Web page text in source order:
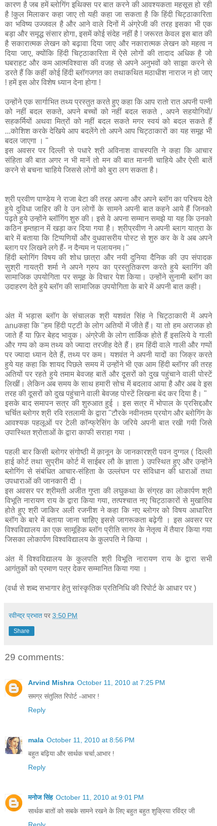
कारण है जब हमें ब्लोगिंग इथिक्स पर बात करने की आवश्यकता महसूस हो रही
है !कुल मिलाकर कहा जाए तो यही कहा जा सकता है कि हिंदी चिट्ठाकारिता
का भविष्य उज्जवल है और आने वाले दिनों में अंग्रेजी की तरह इसका भी एक
बड़ा और समृद्ध संसार होगा, इसमें कोई संदेह नहीं है ! जरूरत केवल इस बात की
है सकारात्मक लेखन को बढ़ावा दिया जाए और नकारात्मक लेखन को महत्व न
दिया जाए, क्योंकि हिंदी चिट्ठाकारिता में ऐसे लोगों की तादाद अधिक है जो
घबराहट और कम आत्मविश्वास की वजह से अपने अनुभवों को साझा करने से
डरते हैं कि कहीं कोई हिंदी ब्लॉगजगत का तथाकथित मठाधीश नाराज न हो जाए
! हमें इस ओर विशेष ध्यान देना होगा !
उन्होंने एक सार्गाभित तथ्य प्रस्तुत करते हुए कहा कि आप रातो रात अपनी पत्नी
को नहीं बदल सकते, अपने बच्चों को नहीं बदल सकते , अपने सहयोगियों/
सहकर्मियों अथवा मित्रों को नहीं बदल सकते मगर स्वयं को बदल सकते हैं
...कोशिश करके देखिये आप बदलेंगे तो अपने आप चिट्ठाकारों का यह समूह भी
बदल जाएगा । "
इस अवसर पर दिल्ली से पधारे श्री अविनाश वाचस्पति ने कहा कि आचार
संहिता की बात अगर न भी मानें तो मन की बात माननी चाहिये और ऐसी बातें
करने से बचना चाहिये जिससे लोगों को बुरा लग सकता है।
श्री प्रवीण पाण्डेय ने राजा बेटा की तरह अपना और अपने ब्लॉग का परिचय देते
हुये दुविधा जाहिर की वे उन लोगों के सामने अपनी बात कहने आये हैं जिनको
पढ़ते हुये उन्होंने ब्लॉगिंग शुरु की। इसे वे अपना सम्मान समझे या यह कि उनको
कठिन इम्तहान में खड़ा कर दिया गया है। श्रीप्रवीण ने अपनी ब्लाग यात्रा के
बारे में बताया कि टिप्पणियों और वुधवासरीय पोस्ट से शुरु कर के वे अब अपने
ब्लाग पर लिखने लगे हैं- न दैन्यम न पलायनम।"
हिंदी ब्लोगिंग विषय की शोध छात्रा और नयी दुनिया दैनिक की उप संपादक
सुश्री गायत्री शर्मा ने अपने ग्रुप का प्रस्तुतिकरण करते हुये ब्लागिंग की
सामाजिक उपयोगिता पर समूह के विचार पेश किया। उन्होंने सुनामी ब्लॉग का
उदाहरण देते हुये ब्लॉग की सामाजिक उपयोगिता के बारे में अपनी बात कही।
अंत में भड़ास ब्लॉग के संचालक श्री यशवंत सिंह ने चिट्ठाकारी में अपने
anuकहा कि "हम हिंदी पट्टी के लोग अतियों में जीते हैं। या तो हम अराजक हो
जाते हैं या फ़िर बेहद भावुक। अंग्रेजी के लोग तार्किक होते हैं इसलिये वे गाली
और गप्प को कम तथ्य को ज्यादा तरजीह देते हैं। हम हिंदी वाले गाली और गप्पों
पर ज्यादा ध्यान देते हैं, तथ्य पर कम। यशवंत ने अपनी यादों का जिक्र करते
हुये यह कहा कि शायद पिछले समय में उन्होंने भी एक आम हिंदी ब्लॉगर की तरह
अतियों पर रहते हुये तमाम बेवजह बातें और दूसरों को दुख पहुंचाने वाली पोस्टें
लिखीं। लेकिन अब समय के साथ हमारी सोच में बदलाव आया है और अब वे इस
तरह की दूसरों को दुख पहुंचाने वाली बेवजह पोस्टें लिखना बंद कर दिया है। "
इसके बाद समापन सत्र की शुरुआत हुई । इस सत्र में भोपाल के प्रसिद्दऔर
चर्चित ब्लोगर श्री रवि रतलामी के द्वारा "टौरके नवीनतम प्रयोग और ब्लोगिंग के
आवश्यक पहलूओं पर टेली कॉन्फ्रेसिंग के जरिये अपनी बात रखी गयी जिसे
उपास्थित श्रोताओं के द्वारा काफी सराहा गया ।
पहली बार किसी ब्लोगर संगोष्ठी में क़ानून के जानकारश्री पवन दुग्गल ( दिल्ली
हाई कोर्ट तथा सुप्रीम कोर्ट में साईबर लौ के ज्ञाता ) उपस्थित हुए और उन्होंने
ब्लोगिंग से संबंधित आचार-संहिता के उल्लंघन पर संविधान की धाराओं तथा
उपधाराओं की जानकारी दी ।
इस अवसर पर श्रीमती अजीत गुप्ता की लघुकथा के संग्रह का लोकार्पण श्री
विभूति नारायण राय के द्वारा किया गया, तत्पश्चात नए चिट्ठाकारों से मुखातिव
होते हुए श्री जाकिर अली रजनीश ने कहा कि नए ब्लोगर को विषय आधारित
ब्लॉग के बारे में बताया जाना चाहिए इससे जागरूकता बढ़ेगी । इस अवसर पर
विश्वविद्यालय का एक सामूहिक ब्लॉग प्रीति सागर के नेतृत्व में तैयार किया गया
जिसका लोकार्पण विश्वविद्यालय के कुलपति ने किया ।
अंत में विश्वविद्यालय के कुलपति श्री विभूति नारायण राय के द्वारा सभी
आगंतुकों को प्रमाण पत्र देकर सम्मानित किया गया ।
(वर्धा से शब्द सभागार हेतु सांस्कृतिक प्रतिनिधि की रिपोर्ट के आधार पर )
रवीन्द्र प्रभात पर 3:50 PM
Share
29 comments:
Arvind Mishra October 11, 2010 at 7:25 PM
समग्र संतुलित रिपोर्ट -आभार !
Reply
mala October 11, 2010 at 8:56 PM
बहुत बढ़िया और सार्थक चर्चा,आभार !
Reply
मनोज सिंह October 11, 2010 at 9:01 PM
सार्थक बातों को सबके सामने रखने के लिए बहुत बहुत शुक्रिया रविंद्र जी
Reply